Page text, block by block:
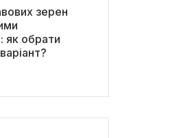
зерен
як обрати